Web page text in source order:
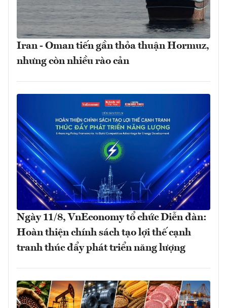
Iran - Oman tiến gần thỏa thuận Hormuz,
nhưng còn nhiều rào cản
Ngày 11/8, VnEconomy tổ chức Diễn đàn:
Hoàn thiện chính sách tạo lợi thế cạnh
tranh thúc đẩy phát triển năng lượng